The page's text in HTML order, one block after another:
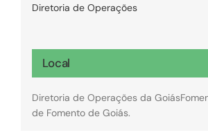
Diretoria de Operações
Local
Diretoria de Operações da
de Fomento de Goiás.